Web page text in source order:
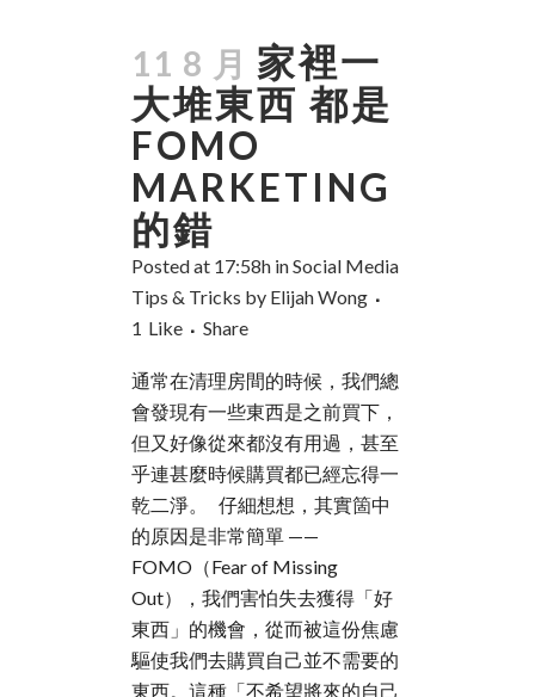
11 8 月 家裡一
大堆東西 都是
FOMO
MARKETING
的錯
Posted at 17:58h inSocial Media
Tips & Tricks by Elijah Wong
1 Like Share
通常在清理房間的時候，我們總
會發現有一些東西是之前買下，
但又好像從來都沒有用過，甚至
乎連甚麼時候購買都已經忘得一
乾二淨。 仔細想想，其實箇中
的原因是非常簡單 ——
FOMO（Fear of Missing
Out），我們害怕失去獲得「好
東西」的機會，從而被這份焦慮
驅使我們去購買自己並不需要的
東西。這種「不希望將來的自己